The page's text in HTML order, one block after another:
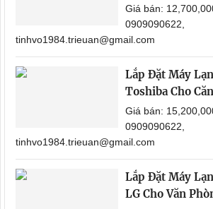
Giá bán:
0909090622,
tinhvo1984.trieuan@gmail.com
Lắp Đặt Máy
Toshiba Cho
Giá bán:
0909090622,
tinhvo1984.trieuan@gmail.com
Lắp Đặt Máy
LG Cho Văn